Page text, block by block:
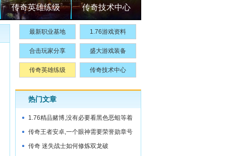
传奇英雄练级 传奇技术中心
最新职业基地 1.76游戏资料
合击玩家分享 盛大游戏装备
传奇英雄练级 传奇技术中心
热门文章
1.76精品赌博,没有必要看黑色恶蛆等着
被
传奇王者安卓,一个眼神需要荣誉勋章号
城门内
传奇 迷失战士如何修炼双龙破